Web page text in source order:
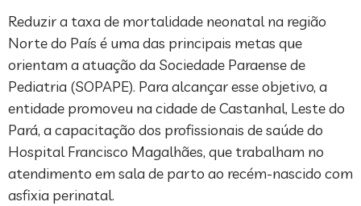
Reduzir a taxa de mortalidade neonatal na região
Norte do País é uma das principais metas que
orientam a atuação da Sociedade Paraense de
Pediatria (SOPAPE). Para alcançar esse objetivo, a
entidade promoveu na cidade de Castanhal, Leste do
Pará, a capacitação dos profissionais de saúde do
Hospital Francisco Magalhães, que trabalham no
atendimento em sala de parto ao recém-nascido com
asfixia perinatal.